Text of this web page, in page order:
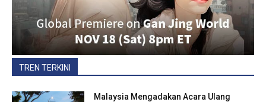
TREN TERKINI
Malaysia Mengadakan Acara Ulang